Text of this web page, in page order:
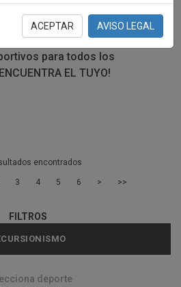
ACEPTAR AVISO LEGAL
una gran variedad de
tu búsqueda mediante los
material y precio del trofeo.
para todos los
EL TUYO!
encontrados
3 4 5 6 > >>
FILTROS
deporte